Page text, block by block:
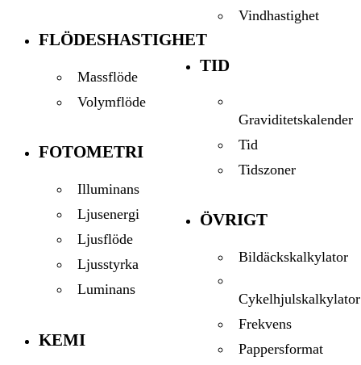
FLÖDESHASTIGHET
Massflöde
Volymflöde
FOTOMETRI
Illuminans
Ljusenergi
Ljusflöde
Ljusstyrka
Luminans
KEMI
Vindhastighet
TID
Graviditetskalender
Tid
Tidszoner
ÖVRIGT
Bildäckskalkylator
Cykelhjulskalkylator
Frekvens
Pappersformat